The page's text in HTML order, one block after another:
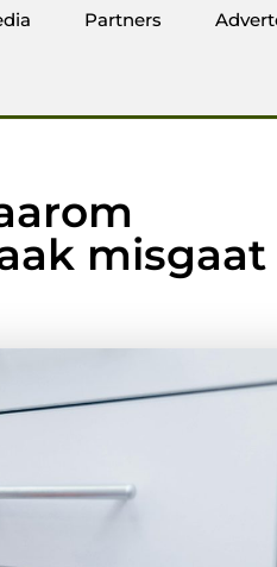
Partners
misgaat